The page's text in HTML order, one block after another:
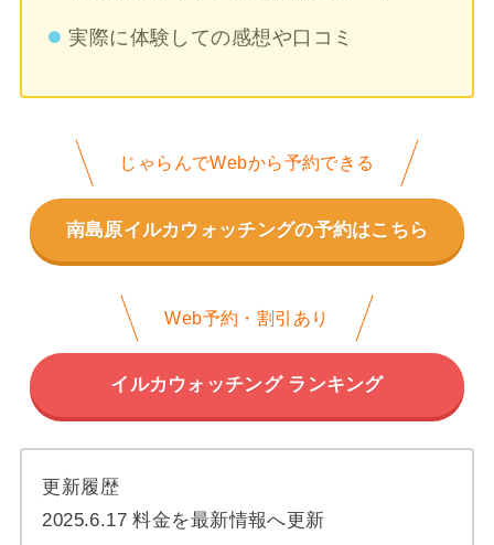
実際に体験しての感想や口コミ
じゃらんでWebから予約できる
南島原イルカウォッチングの予約はこちら
Web予約・割引あり
イルカウォッチング ランキング
更新履歴
2025.6.17 料金を最新情報へ更新